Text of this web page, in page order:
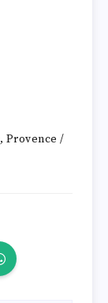
, Provence /